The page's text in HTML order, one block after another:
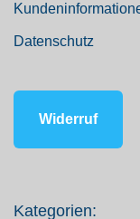
Datenschutz
Widerruf
Kategorien: